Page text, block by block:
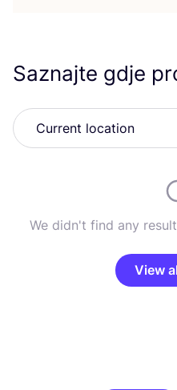
Saznajte gdje
We didn't find any
View